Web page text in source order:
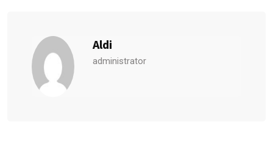
Aldi
administrator